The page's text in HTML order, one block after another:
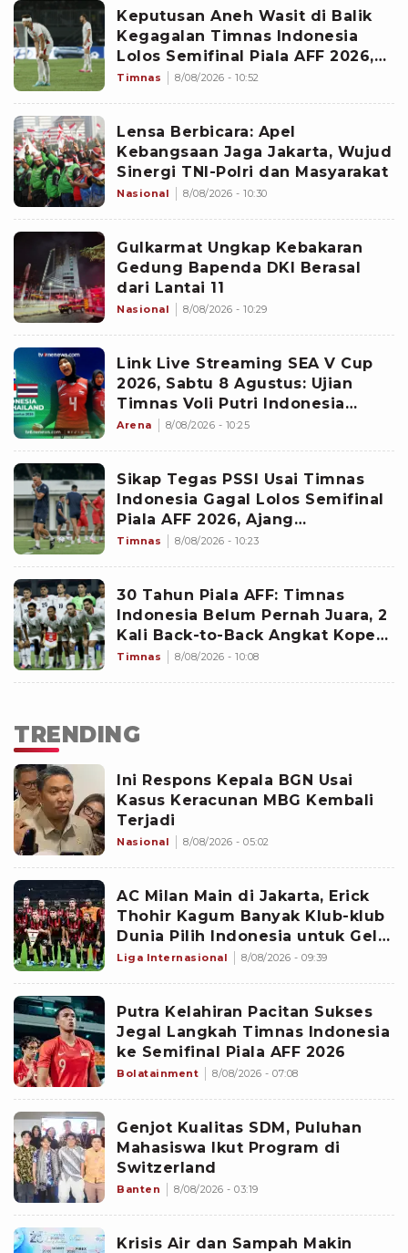
Keputusan Aneh Wasit di Balik
Kegagalan Timnas Indonesia
Lolos Semifinal Piala AFF 2026,
Untungkan Singapura dan
Timnas 8/08/2026 - 10:52
Lensa Berbicara: Apel
Kebangsaan Jaga Jakarta, Wujud
Sinergi TNI-Polri dan Masyarakat
Nasional 8/08/2026 - 10:30
Gulkarmat Ungkap Kebakaran
Gedung Bapenda DKI Berasal
dari Lantai 11
Nasional 8/08/2026 - 10:29
Link Live Streaming SEA V Cup
2026, Sabtu 8 Agustus: Ujian
Timnas Voli Putri Indonesia
Untuk Lanjutkan Kemenangan
Arena 8/08/2026 - 10:25
Sikap Tegas PSSI Usai Timnas
Indonesia Gagal Lolos Semifinal
Piala AFF 2026, Ajang
Selanjutnya Jadi Pembuktian
Timnas 8/08/2026 - 10:23
30 Tahun Piala AFF: Timnas
Indonesia Belum Pernah Juara, 2
Kali Back-to-Back Angkat Koper
di Fase Grup
Timnas 8/08/2026 - 10:08
TRENDING
Ini Respons Kepala BGN Usai
Kasus Keracunan MBG Kembali
Terjadi
Nasional 8/08/2026 - 05:02
AC Milan Main di Jakarta, Erick
Thohir Kagum Banyak Klub-klub
Dunia Pilih Indonesia untuk Gelar
Pramusim: Dampaknya Positif
Liga Internasional 8/08/2026 - 09:39
Putra Kelahiran Pacitan Sukses
Jegal Langkah Timnas Indonesia
ke Semifinal Piala AFF 2026
Bolatainment 8/08/2026 - 07:08
Genjot Kualitas SDM, Puluhan
Mahasiswa Ikut Program di
Switzerland
Banten 8/08/2026 - 03:19
Krisis Air dan Sampah Makin